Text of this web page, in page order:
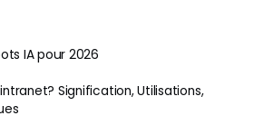
IA pour 2026
Signification, Utilisations,